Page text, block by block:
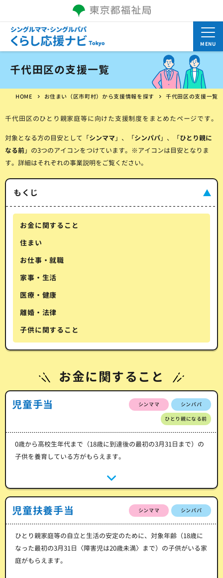
MENU
千代田区の支援一覧
HOME お住まい（区市町村）から支援情報を探す 千代田区の支援一覧
千代田区のひとり親家庭等に向けた支援制度をまとめたページです。
対象となる方の目安として「シンママ 」、「シンパパ」、「ひとり親に
なる前」の3つのアイコンをつけています。※アイコンは目安となりま
す。詳細はそれぞれの事業説明をご覧ください。
もくじ
お金に関すること
住まい
お仕事・就職
家事・生活
医療・健康
離婚・法律
子供に関すること
お金に関すること
児童手当 シンママ シンパパ
ひとり親になる前
0歳から高校生年代まで（18歳に到達後の最初の3月31日まで）の
子供を養育している方がもらえます。
児童扶養手当 シンママ シンパパ
ひとり親家庭等の自立と生活の安定のために、対象年齢（18歳に
なった最初の3月31日〈障害児は20歳未満〉まで）の子供がいる家
庭がもらえます。